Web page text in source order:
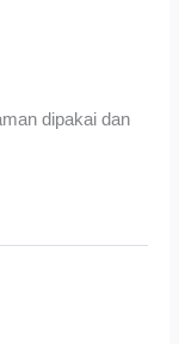
dipakai dan